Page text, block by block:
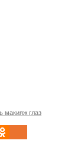
макияж глаз